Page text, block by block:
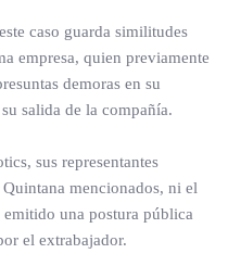
caso guarda similitudes
empresa, quien previamente
demoras en su
salida de la compañía.
sus representantes
mencionados, ni el
una postura pública
el extrabajador.